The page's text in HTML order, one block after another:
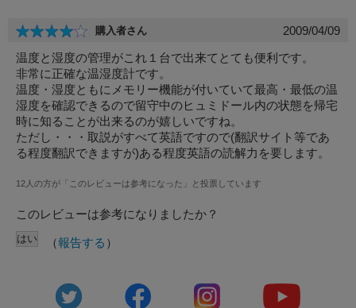
購入者さん
2009/04/09
温度と湿度の管理がこれ１台で出来てとても便利です。
非常に正確な温湿度計です。
温度・湿度ともにメモリー機能が付いていて最高・最低の温
湿度を確認できるので留守中のヒュミドール内の状態を帰宅
時に知ることが出来るのが嬉しいですね。
ただし・・・取説がすべて英語ですので(翻訳サイト等であ
る程度翻訳できますが)ある程度英語の読解力を要します。
12人の方が「このレビューは参考になった」と投票しています
このレビューは参考になりましたか？
（報告する ）